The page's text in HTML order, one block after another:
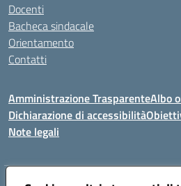
Docenti
Bacheca sindacale
Orientamento
Contatti
Amministrazione TrasparenteAlbo
Dichiarazione di accessibilità
Note legali